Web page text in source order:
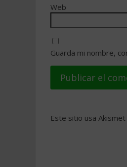
Web
Guarda mi nombre,
Este sitio usa